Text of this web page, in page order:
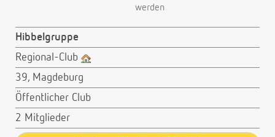
werden
Hibbelgruppe
Regional-Club
39, Magdeburg
Öffentlicher Club
2 Mitglieder